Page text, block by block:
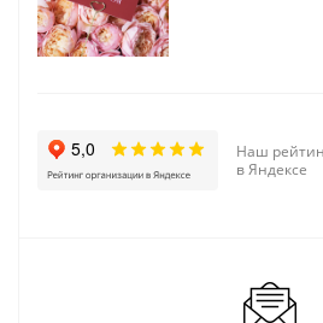
Наш
в Яндексе